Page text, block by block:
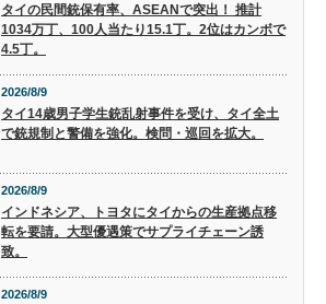
タイの民間銃保有率、ASEANで突出！ 推計
1034万丁、100人当たり15.1丁。2位はカンボで
4.5丁。
2026/8/9
タイ14歳男子学生銃乱射事件を受け、タイ全土
で銃規制と警備を強化。検問・巡回を拡大。
2026/8/9
インドネシア、トヨタにタイからの生産拠点移
転を要請。大型優遇策でサプライチェーン誘
致。
2026/8/9